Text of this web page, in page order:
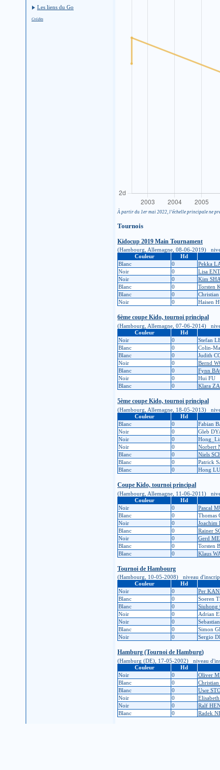
Les liens du Go
Crédits
À partir du 1er mai 2022, l’échelle principale ne
Tournois
Kidocup 2019 Main Tournament
(Hambourg, Allemagne, 08-06-2019)
Couleur
Hd
Blanc
0 Pekka
Noir
0 Lisa
Noir
0 Kim
Blanc
0 Torsten
Blanc
0
Noir
0 Haisen
6ème coupe Kido, tournoi principal
(Hambourg, Allemagne, 07-06-2014)
Couleur
Hd
Noir
0 Stefan
Blanc
0 Colin-
Blanc
0 Judith
Noir
0 Bernd
Blanc
0 Fynn
Noir
0 Hui FU
Blanc
0 Klara
5ème coupe Kido, tournoi principal
(Hambourg, Allemagne, 18-05-2013)
Couleur
Hd
Blanc
0 Fabian
Noir
0 Gleb
Noir
0
Noir
0 Norbert
Blanc
0 Niels
Blanc
0 Patrick
Blanc
0 Hong
Coupe Kido, tournoi principal
(Hambourg, Allemagne, 11-06-2011)
Couleur
Hd
Noir
0 Pascal
Blanc
0 Thomas
Noir
0 Joachim
Blanc
0 Rainer
Noir
0 Gerd
Blanc
0 Torsten
Blanc
0 Klaus
Tournoi de Hambourg
(Hambourg, 10-05-2008) niveau
Couleur
Hd
Noir
0 Per
Blanc
0 Soeren
Blanc
0 Siuhong
Noir
0 Adrian
Noir
0
Blanc
0 Simon
Noir
0 Sergio
Hamburg (Tournoi de Hamburg)
(Hamburg (DE), 17-05-2002) niveau
Couleur
Hd
Noir
0 Oliver
Blanc
0
Blanc
0 Uwe
Noir
0
Noir
0 Ralf
Blanc
0 Radek